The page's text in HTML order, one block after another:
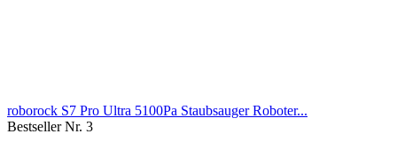
roborock S7 Pro Ultra 5100Pa Staubsauger Roboter...
Bestseller Nr. 3